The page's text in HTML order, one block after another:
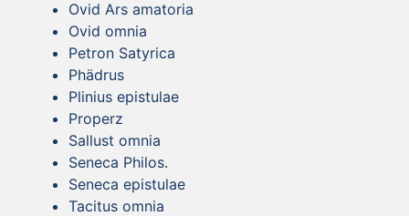
Ovid Ars amatoria
Ovid omnia
Petron Satyrica
Phädrus
Plinius epistulae
Properz
Sallust omnia
Seneca Philos.
Seneca epistulae
Tacitus omnia